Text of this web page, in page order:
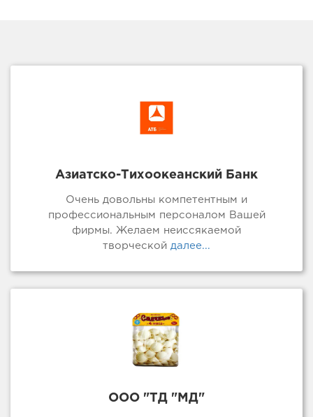
Азиатско-Тихоокеанский Банк
Очень довольны компетентным и
профессиональным персоналом Вашей
фирмы. Желаем неиссякаемой
творческой далее...
ООО "ТД "МД"